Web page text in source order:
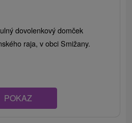
dovolenkový domček
raja, v obci Smižany.
POKAZ